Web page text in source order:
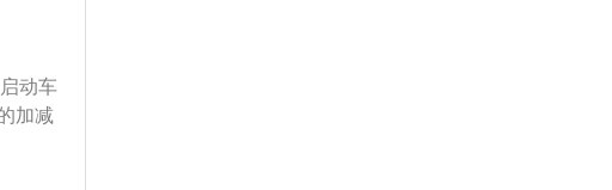
免
条和
相
间增
动车
加减
、